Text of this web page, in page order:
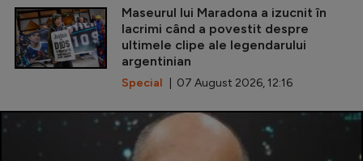
Maseurul lui Maradona a izucnit în
lacrimi când a povestit despre
ultimele clipe ale legendarului
argentinian
Special | 07 August 2026, 12:16